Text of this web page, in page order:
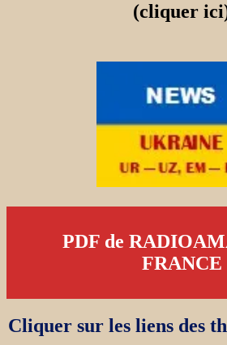
(cliquer
PDF de
FRANCE
Cliquer sur les liens des